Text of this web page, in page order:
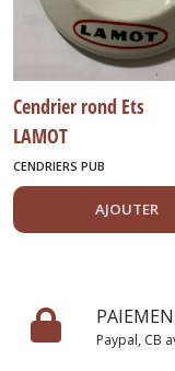
Cendrier rond Ets
LAMOT
CENDRIERS PUB
AJOUTER
Paypal, CB